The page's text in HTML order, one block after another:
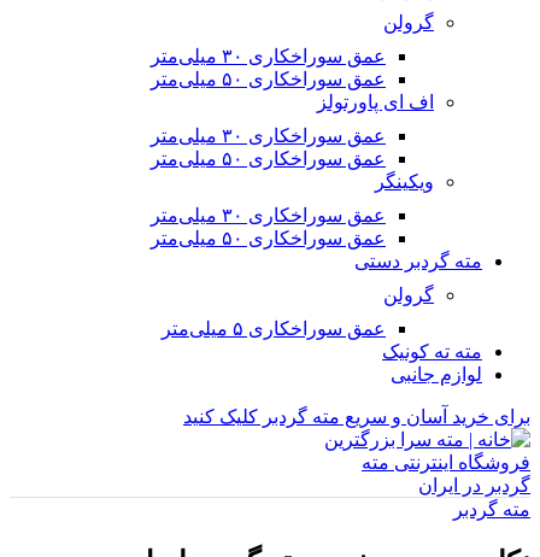
گرولن
عمق سوراخکاری ۳۰ میلی‌متر
عمق سوراخکاری ۵۰ میلی‌متر
اف ای پاورتولز
عمق سوراخکاری ۳۰ میلی‌متر
عمق سوراخکاری ۵۰ میلی‌متر
ویکینگر
عمق سوراخکاری ۳۰ میلی‌متر
عمق سوراخکاری ۵۰ میلی‌متر
مته گردبر دستی
گرولن
عمق سوراخکاری ۵ میلی‌متر
مته ته کونیک
لوازم جانبی
برای خرید آسان و سریع مته گردبر کلیک کنید
مته گردبر